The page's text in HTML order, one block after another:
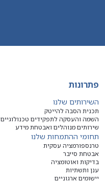
פתרונות
השירותים שלנו
תכנית הסבה להייטק
השמה והעסקה לתפקידים טכנולוגיים
שירותים מנוהלים ואבטחת מידע
תחומי ההתמחות שלנו
טרנספורמציה עסקית
אבטחת סייבר
בדיקות ואוטומציה
ענן ותשתיות
יישומים ארגוניים